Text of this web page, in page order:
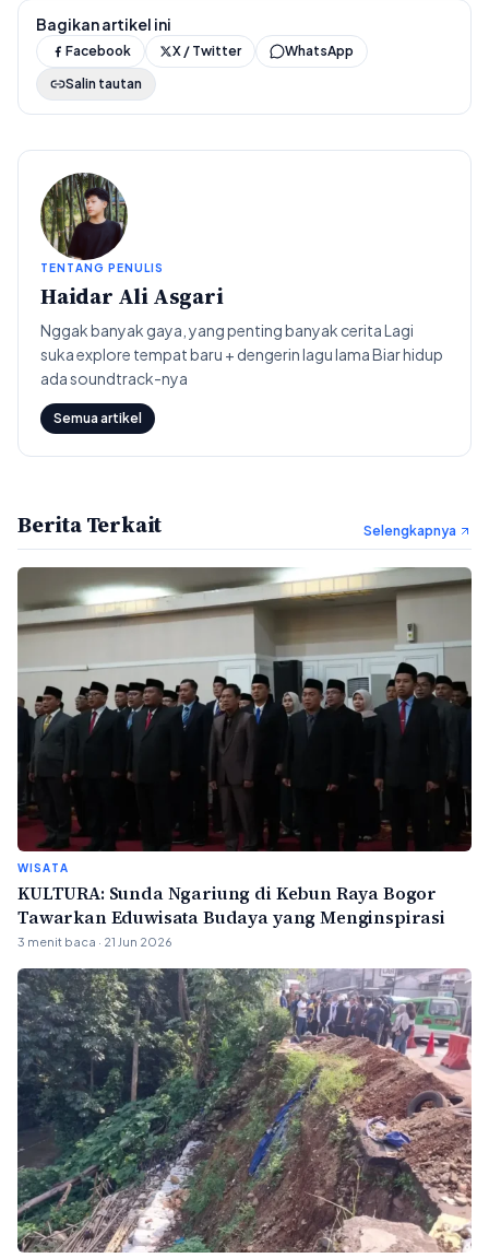
Bagikan artikel ini
Facebook X / Twitter
WhatsApp
Salin tautan
TENTANG PENULIS
Haidar Ali Asgari
Nggak banyak gaya, yang penting banyak cerita Lagi
suka explore tempat baru + dengerin lagu lama Biar hidup
ada soundtrack-nya
Semua artikel
Berita Terkait Selengkapnya
WISATA
KULTURA: Sunda Ngariung di Kebun Raya Bogor
Tawarkan Eduwisata Budaya yang Menginspirasi
3 menit baca · 21 Jun 2026